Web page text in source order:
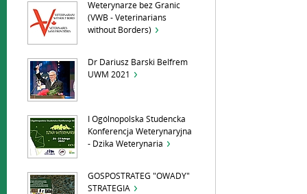
Weterynarze bez Granic
(VWB - Veterinarians
without Borders)
Dr Dariusz Barski Belfrem
UWM 2021
I Ogólnopolska Studencka
Konferencja Weterynaryjna
- Dzika Weterynaria
GOSPOSTRATEG "OWADY"
STRATEGIA